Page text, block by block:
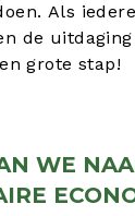
Als
de
grote stap!
WE